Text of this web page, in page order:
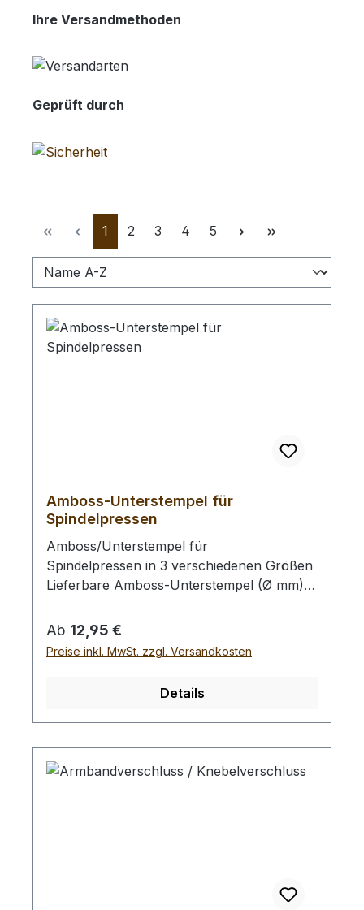
Ihre Versandmethoden
Geprüft durch
Seite
1 Seite
2 Seite
3 Seite
4 Seite
5
Amboss-Unterstempel für
Spindelpressen
Amboss/Unterstempel für
Spindelpressen in 3 verschiedenen Größen
Lieferbare Amboss-Unterstempel (Ø mm):
Verwendung benötigen Sie eine
Spindelpresse für einen Ø 12 mm Einsatz.
Bei einer Bestellung erhalten Sie 1-Stück
Regulärer Preis:
Ab 12,95 €
Preise inkl. MwSt. zzgl. Versandkosten
Details